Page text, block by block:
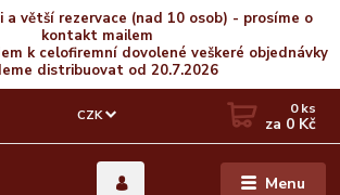
a větší rezervace (nad 10 osob) - prosíme o
kontakt mailem
k celofiremní dovolené veškeré objednávky
distribuovat od 20.7.2026
Menu
CZK 0ks
za 0 Kč